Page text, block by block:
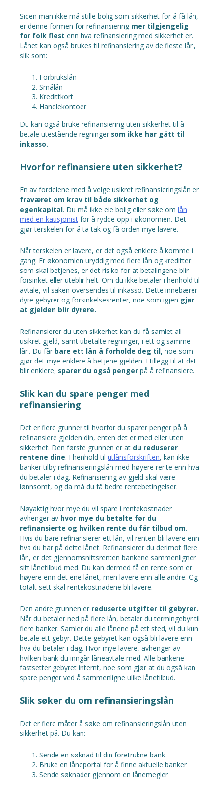
Siden man ikke må stille bolig som sikkerhet for å få lån,
er denne formen for refinansiering mer tilgjengelig
for folk flest enn hva refinansiering med sikkerhet er.
Lånet kan også brukes til refinansiering av de fleste lån,
slik som:
Forbrukslån
Smålån
Kredittkort
Handlekontoer
Du kan også bruke refinansiering uten sikkerhet til å
betale utestående regninger som ikke har gått til
inkasso.
Hvorfor refinansiere uten sikkerhet?
En av fordelene med å velge usikret refinansieringslån er
fraværet om krav til både sikkerhet og
egenkapital. Du må ikke eie bolig eller søke om lån
med en kausjonist for å rydde opp i økonomien. Det
gjør terskelen for å ta tak og få orden mye lavere.
Når terskelen er lavere, er det også enklere å komme i
gang. Er økonomien uryddig med flere lån og kreditter
som skal betjenes, er det risiko for at betalingene blir
forsinket eller uteblir helt. Om du ikke betaler i henhold til
avtale, vil saken oversendes til inkasso. Dette innebærer
dyre gebyrer og forsinkelsesrenter, noe som igjen gjør
at gjelden blir dyrere.
Refinansierer du uten sikkerhet kan du få samlet all
usikret gjeld, samt ubetalte regninger, i ett og samme
lån. Du får bare ett lån å forholde deg til, noe som
gjør det mye enklere å betjene gjelden. I tillegg til at det
blir enklere, sparer du også penger på å refinansiere.
Slik kan du spare penger med
refinansiering
Det er flere grunner til hvorfor du sparer penger på å
refinansiere gjelden din, enten det er med eller uten
sikkerhet. Den første grunnen er at du reduserer
rentene dine. I henhold til utlånsforskriften, kan ikke
banker tilby refinansieringslån med høyere rente enn hva
du betaler i dag. Refinansiering av gjeld skal være
lønnsomt, og da må du få bedre rentebetingelser.
Nøyaktig hvor mye du vil spare i rentekostnader
avhenger av hvor mye du betalte før du
refinansierte og hvilken rente du får tilbud om.
Hvis du bare refinansierer ett lån, vil renten bli lavere enn
hva du har på dette lånet. Refinansierer du derimot flere
lån, er det gjennomsnittsrenten bankene sammenligner
sitt lånetilbud med. Du kan dermed få en rente som er
høyere enn det ene lånet, men lavere enn alle andre. Og
totalt sett skal rentekostnadene bli lavere.
Den andre grunnen er reduserte utgifter til gebyrer.
Når du betaler ned på flere lån, betaler du termingebyr til
flere banker. Samler du alle lånene på ett sted, vil du kun
betale ett gebyr. Dette gebyret kan også bli lavere enn
hva du betaler i dag. Hvor mye lavere, avhenger av
hvilken bank du inngår låneavtale med. Alle bankene
fastsetter gebyret internt, noe som gjør at du også kan
spare penger ved å sammenligne ulike lånetilbud.
Slik søker du om refinansieringslån
Det er flere måter å søke om refinansieringslån uten
sikkerhet på. Du kan:
Sende en søknad til din foretrukne bank
Bruke en låneportal for å finne aktuelle banker
Sende søknader gjennom en lånemegler